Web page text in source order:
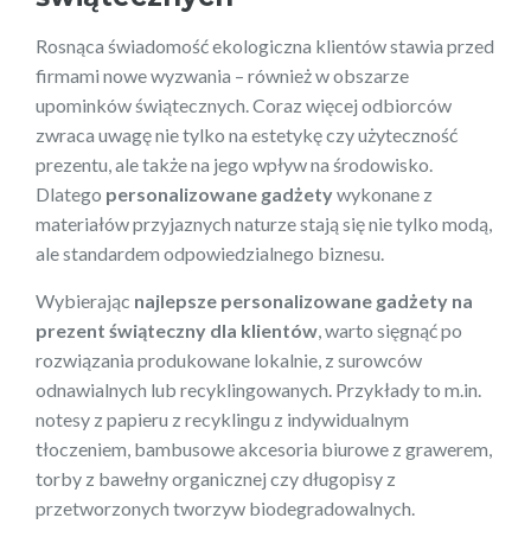
Rosnąca świadomość ekologiczna klientów stawia przed
firmami nowe wyzwania – również w obszarze
upominków świątecznych. Coraz więcej odbiorców
zwraca uwagę nie tylko na estetykę czy użyteczność
prezentu, ale także na jego wpływ na środowisko.
Dlatego personalizowane gadżetywykonane z
materiałów przyjaznych naturze stają się nie tylko modą,
ale standardem odpowiedzialnego biznesu.
Wybierając najlepsze personalizowane gadżety na
prezent świąteczny dla klientów , warto sięgnąć po
rozwiązania produkowane lokalnie, z surowców
odnawialnych lub recyklingowanych. Przykłady to m.in.
notesy z papieru z recyklingu z indywidualnym
tłoczeniem, bambusowe akcesoria biurowe z grawerem,
torby z bawełny organicznej czy długopisy z
przetworzonych tworzyw biodegradowalnych.